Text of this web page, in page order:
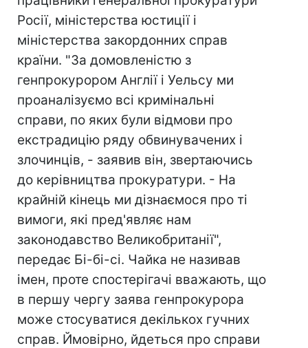
Росії, міністерства юстиції і
міністерства закордонних справ
країни. "За домовленістю з
генпрокурором Англії і Уельсу ми
проаналізуємо всі кримінальні
справи, по яких були відмови про
екстрадицію ряду обвинувачених і
злочинців, - заявив він, звертаючись
до керівництва прокуратури. - На
крайній кінець ми дізнаємося про ті
вимоги, які пред'являє нам
законодавство Великобританії",
передає Бі-бі-сі. Чайка не називав
імен, проте спостерігачі вважають, що
в першу чергу заява генпрокурора
може стосуватися декількох гучних
справ. Ймовірно, йдеться про справи